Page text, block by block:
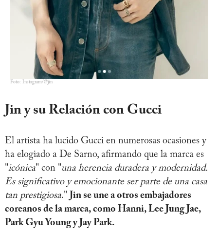
Foto: Instagram/@jin
Jin y su Relación con Gucci
El artista ha lucido Gucci en numerosas ocasiones y
ha elogiado a De Sarno, afirmando que la marca es
"icónica" con "una herencia duradera y modernidad.
Es significativo y emocionante ser parte de una casa
tan prestigiosa." Jin se une a otros embajadores
coreanos de la marca, como Hanni, Lee Jung Jae,
Park Gyu Young y Jay Park.